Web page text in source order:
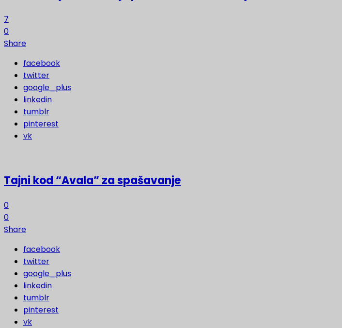
7
0
Share
facebook
twitter
google_plus
linkedin
tumblr
pinterest
vk
Tajni kod “Avala” za spašavanje
0
0
Share
facebook
twitter
google_plus
linkedin
tumblr
pinterest
vk